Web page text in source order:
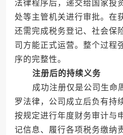
法律程序后，递交给国家投
处等主管机关进行审批。在
还需完成税务登记、社会保
司方能正式运营。整个过程
序的完整性。
注册后的持续义务
成功注册仅是公司生命
罗法律，公司成立后负有持
按规定进行年度财务审计与
记信息、履行各项税务缴纳